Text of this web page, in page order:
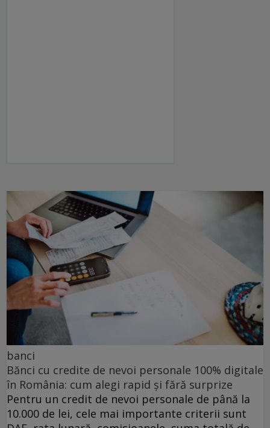
banci
Bănci cu credite de nevoi personale 100% digitale
în România: cum alegi rapid și fără surprize
Pentru un credit de nevoi personale de până la
10.000 de lei, cele mai importante criterii sunt